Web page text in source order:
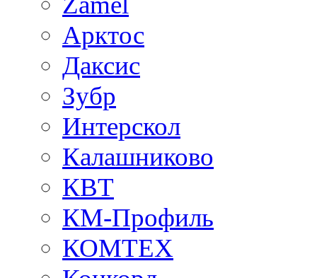
Арктос
Даксис
Зубр
Интерскол
Калашниково
КВТ
КМ-Профиль
КОМТЕХ